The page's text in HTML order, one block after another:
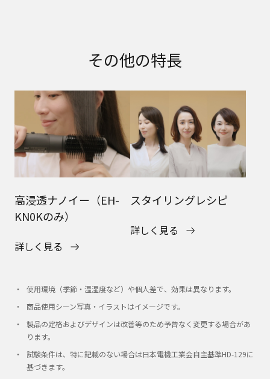
その他の特長
高浸透ナノイー（EH-
KN0Kのみ）
詳しく見る
スタイリングレシピ
詳しく見る
使用環境（季節・温湿度など）や個人差で、効果は異なります。
商品使用シーン写真・イラストはイメージです。
製品の定格およびデザインは改善等のため予告なく変更する場合があ
ります。
試験条件は、特に記載のない場合は日本電機工業会自主基準HD-129に
基づきます。